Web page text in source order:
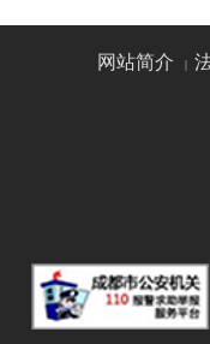
网站简介 |